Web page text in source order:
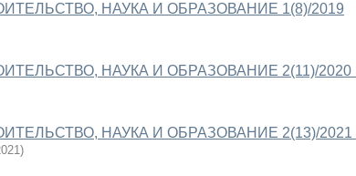
НАУКА И ОБРАЗОВАНИЕ 1(8)/2019
НАУКА И ОБРАЗОВАНИЕ 2(11)/2020
НАУКА И ОБРАЗОВАНИЕ 2(13)/2021
)